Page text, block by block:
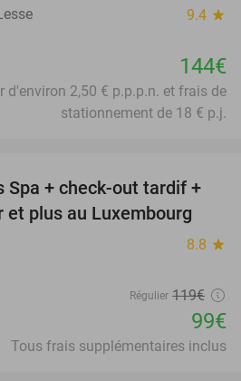
9.4 star
144€
d'environ 2,50 € p.p.p.n. et frais de
stationnement de 18 € p.j.
17%
Spa + check-out tardif +
plus au Luxembourg
8.8 star
Régulier 119€
99€
Tous frais supplémentaires inclus